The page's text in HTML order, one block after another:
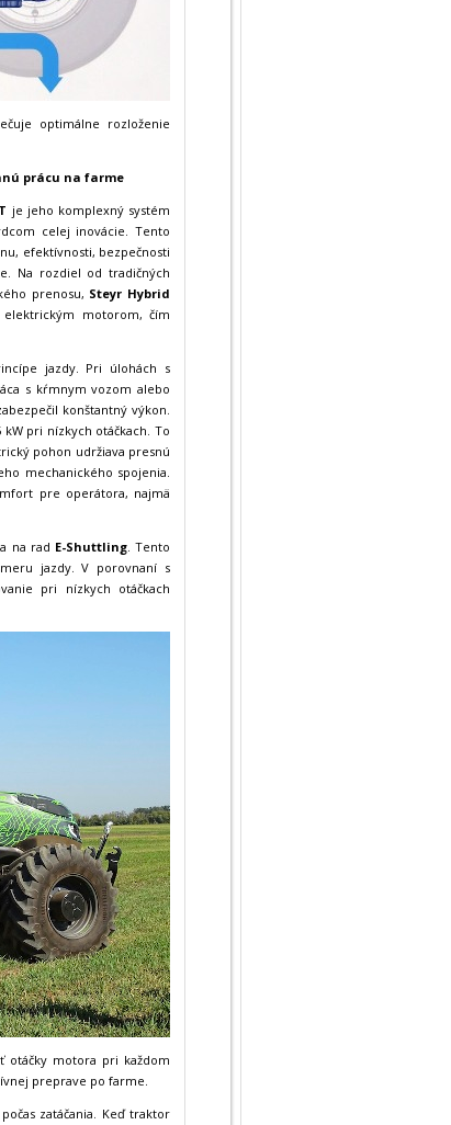
optimálne rozloženie
prácu na farme
je jeho komplexný systém
celej inovácie. Tento
efektívnosti, bezpečnosti
Na rozdiel od tradičných
prenosu, Steyr Hybrid
motorom, čím
jazdy. Pri úlohách s
s kŕmnym vozom alebo
konštantný výkon.
pri nízkych otáčkach. To
pohon udržiava presnú
mechanického spojenia.
pre operátora, najmä
na rad E-Shuttling. Tento
jazdy. V porovnaní s
pri nízkych otáčkach
otáčky motora pri každom
preprave po farme.
zatáčania. Keď traktor